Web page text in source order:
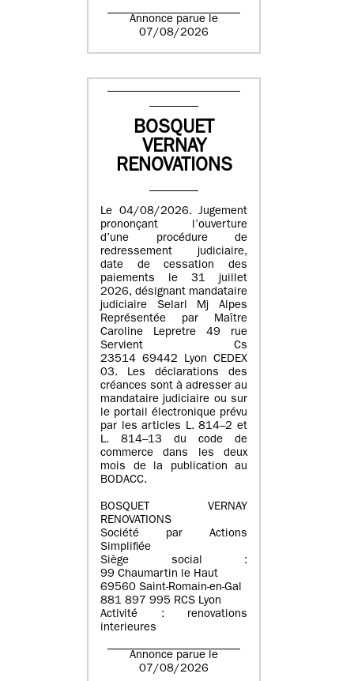
Annonce parue le
07/08/2026
BOSQUET
VERNAY
RENOVATIONS
Le 04/08/2026. Jugement
prononçant l’ouverture
d’une procédure de
redressement judiciaire,
date de cessation des
paiements le 31 juillet
2026, désignant mandataire
judiciaire Selarl Mj Alpes
Représentée par Maître
Caroline Lepretre 49 rue
Servient Cs
23514 69442 Lyon CEDEX
03. Les déclarations des
créances sont à adresser au
mandataire judiciaire ou sur
le portail électronique prévu
par les articles L. 814–2 et
L. 814–13 du code de
commerce dans les deux
mois de la publication au
BODACC.
BOSQUET VERNAY
RENOVATIONS
Société par Actions
Simplifiée
Siège social :
99 Chaumartin le Haut
69560 Saint-Romain-en-Gal
881 897 995 RCS Lyon
Activité : renovations
interieures
Annonce parue le
07/08/2026